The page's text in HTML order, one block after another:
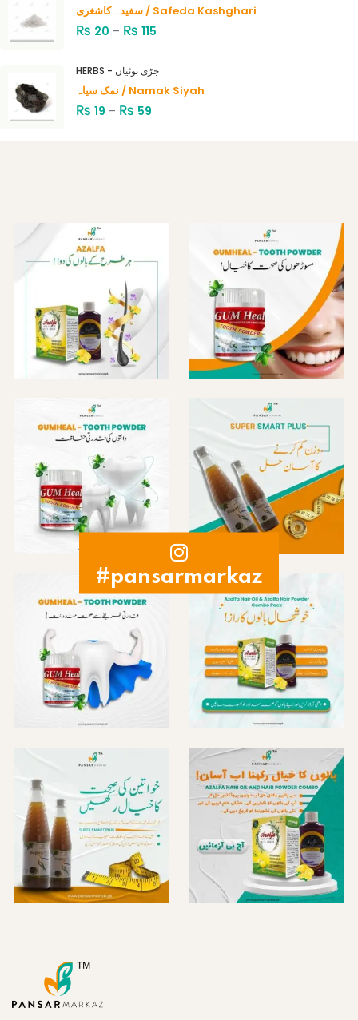
سفیدہ کاشغری / Safeda Kashghari
₨ 20 – ₨ 115
HERBS - جڑی بوٹیاں
نمک سیاہ / Namak Siyah
₨ 19 – ₨ 59
#pansarmarkaz